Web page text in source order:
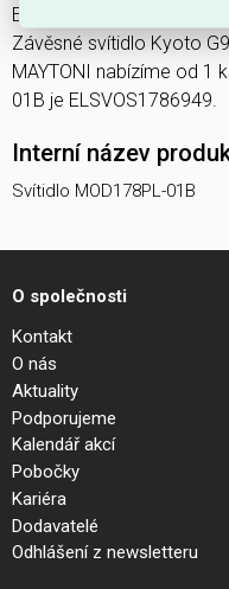
EAN 4099776066682,
Závěsné svítidlo Kyoto
MAYTONI nabízíme od 1
01B je ELSVOS1786949.
Interní název
Svítidlo MOD178PL-01B
O společnosti
Kontakt
O nás
Aktuality
Podporujeme
Kalendář akcí
Pobočky
Kariéra
Dodavatelé
Odhlášení z newsletteru